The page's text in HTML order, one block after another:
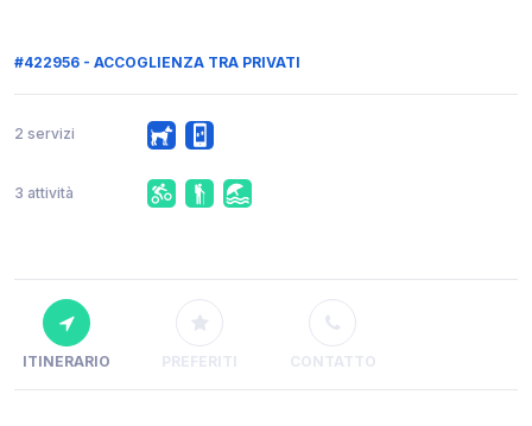
#422956 - ACCOGLIENZA TRA PRIVATI
2 servizi
3 attività
ITINERARIO PREFERITI CONTATTO